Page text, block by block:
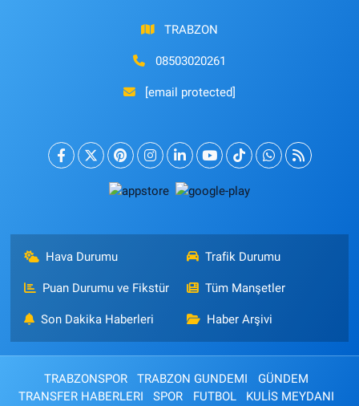
TRABZON
08503020261
[email protected]
Hava Durumu Trafik Durumu
Puan Durumu ve Fikstür Tüm Manşetler
Son Dakika Haberleri Haber Arşivi
TRABZONSPOR TRABZON GUNDEMI
GÜNDEM
TRANSFER HABERLERI
SPOR FUTBOL KULİS MEYDANI